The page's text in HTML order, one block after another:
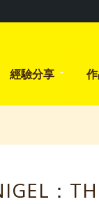
經驗分享
：